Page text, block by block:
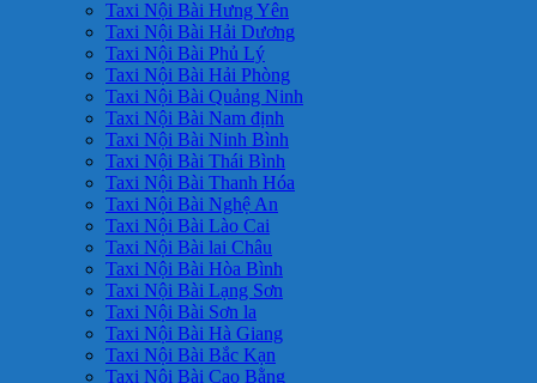
Taxi Nội Bài Hưng Yên
Taxi Nội Bài Hải Dương
Taxi Nội Bài Phủ Lý
Taxi Nội Bài Hải Phòng
Taxi Nội Bài Quảng Ninh
Taxi Nội Bài Nam định
Taxi Nội Bài Ninh Bình
Taxi Nội Bài Thái Bình
Taxi Nội Bài Thanh Hóa
Taxi Nội Bài Nghệ An
Taxi Nội Bài Lào Cai
Taxi Nội Bài lai Châu
Taxi Nội Bài Hòa Bình
Taxi Nội Bài Lạng Sơn
Taxi Nội Bài Sơn la
Taxi Nội Bài Hà Giang
Taxi Nội Bài Bắc Kạn
Taxi Nội Bài Cao Bằng